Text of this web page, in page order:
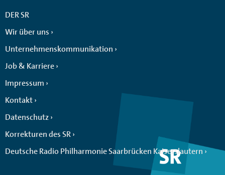
DER SR
Wir über uns
Unternehmenskommunikation
Job & Karriere
Impressum
Kontakt
Datenschutz
Korrekturen des SR
Deutsche Radio Philharmonie Saarbrücken Kaiserslautern